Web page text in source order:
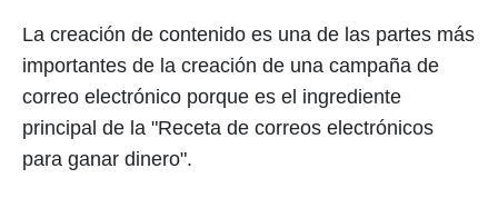
La creación de contenido es una de las partes más
importantes de la creación de una campaña de
correo electrónico porque es el ingrediente
principal de la "Receta de correos electrónicos
para ganar dinero".